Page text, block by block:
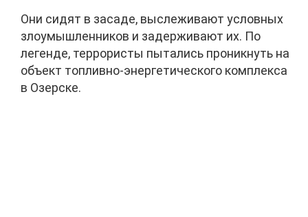
Они сидят в засаде, выслеживают условных
злоумышленников и задерживают их. По
легенде, террористы пытались проникнуть на
объект топливно-энергетического комплекса
в Озерске.